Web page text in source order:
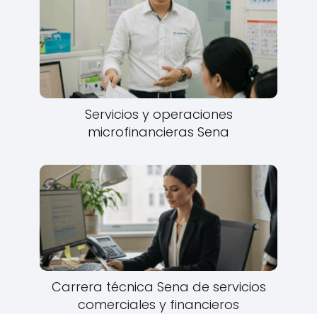
Servicios y operaciones
microfinancieras Sena
Carrera técnica Sena de servicios
comerciales y financieros